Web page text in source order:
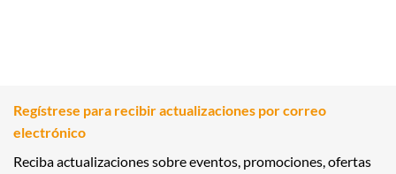
Regístrese para recibir actualizaciones por correo
electrónico
Reciba actualizaciones sobre eventos, promociones, ofertas